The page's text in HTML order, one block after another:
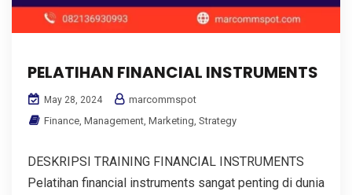
PELATIHAN FINANCIAL INSTRUMENTS
May 28, 2024
marcommspot
Finance, Management, Marketing, Strategy
DESKRIPSI TRAINING FINANCIAL INSTRUMENTS
Pelatihan financial instruments sangat penting di dunia